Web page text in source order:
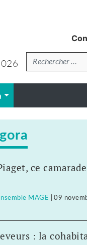
Recherche
ce
MAGE |09
: la